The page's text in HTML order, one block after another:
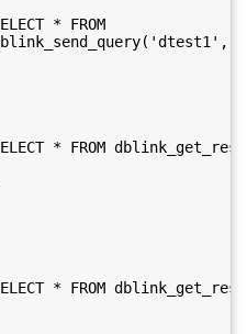
* FROM
* FROM
* FROM